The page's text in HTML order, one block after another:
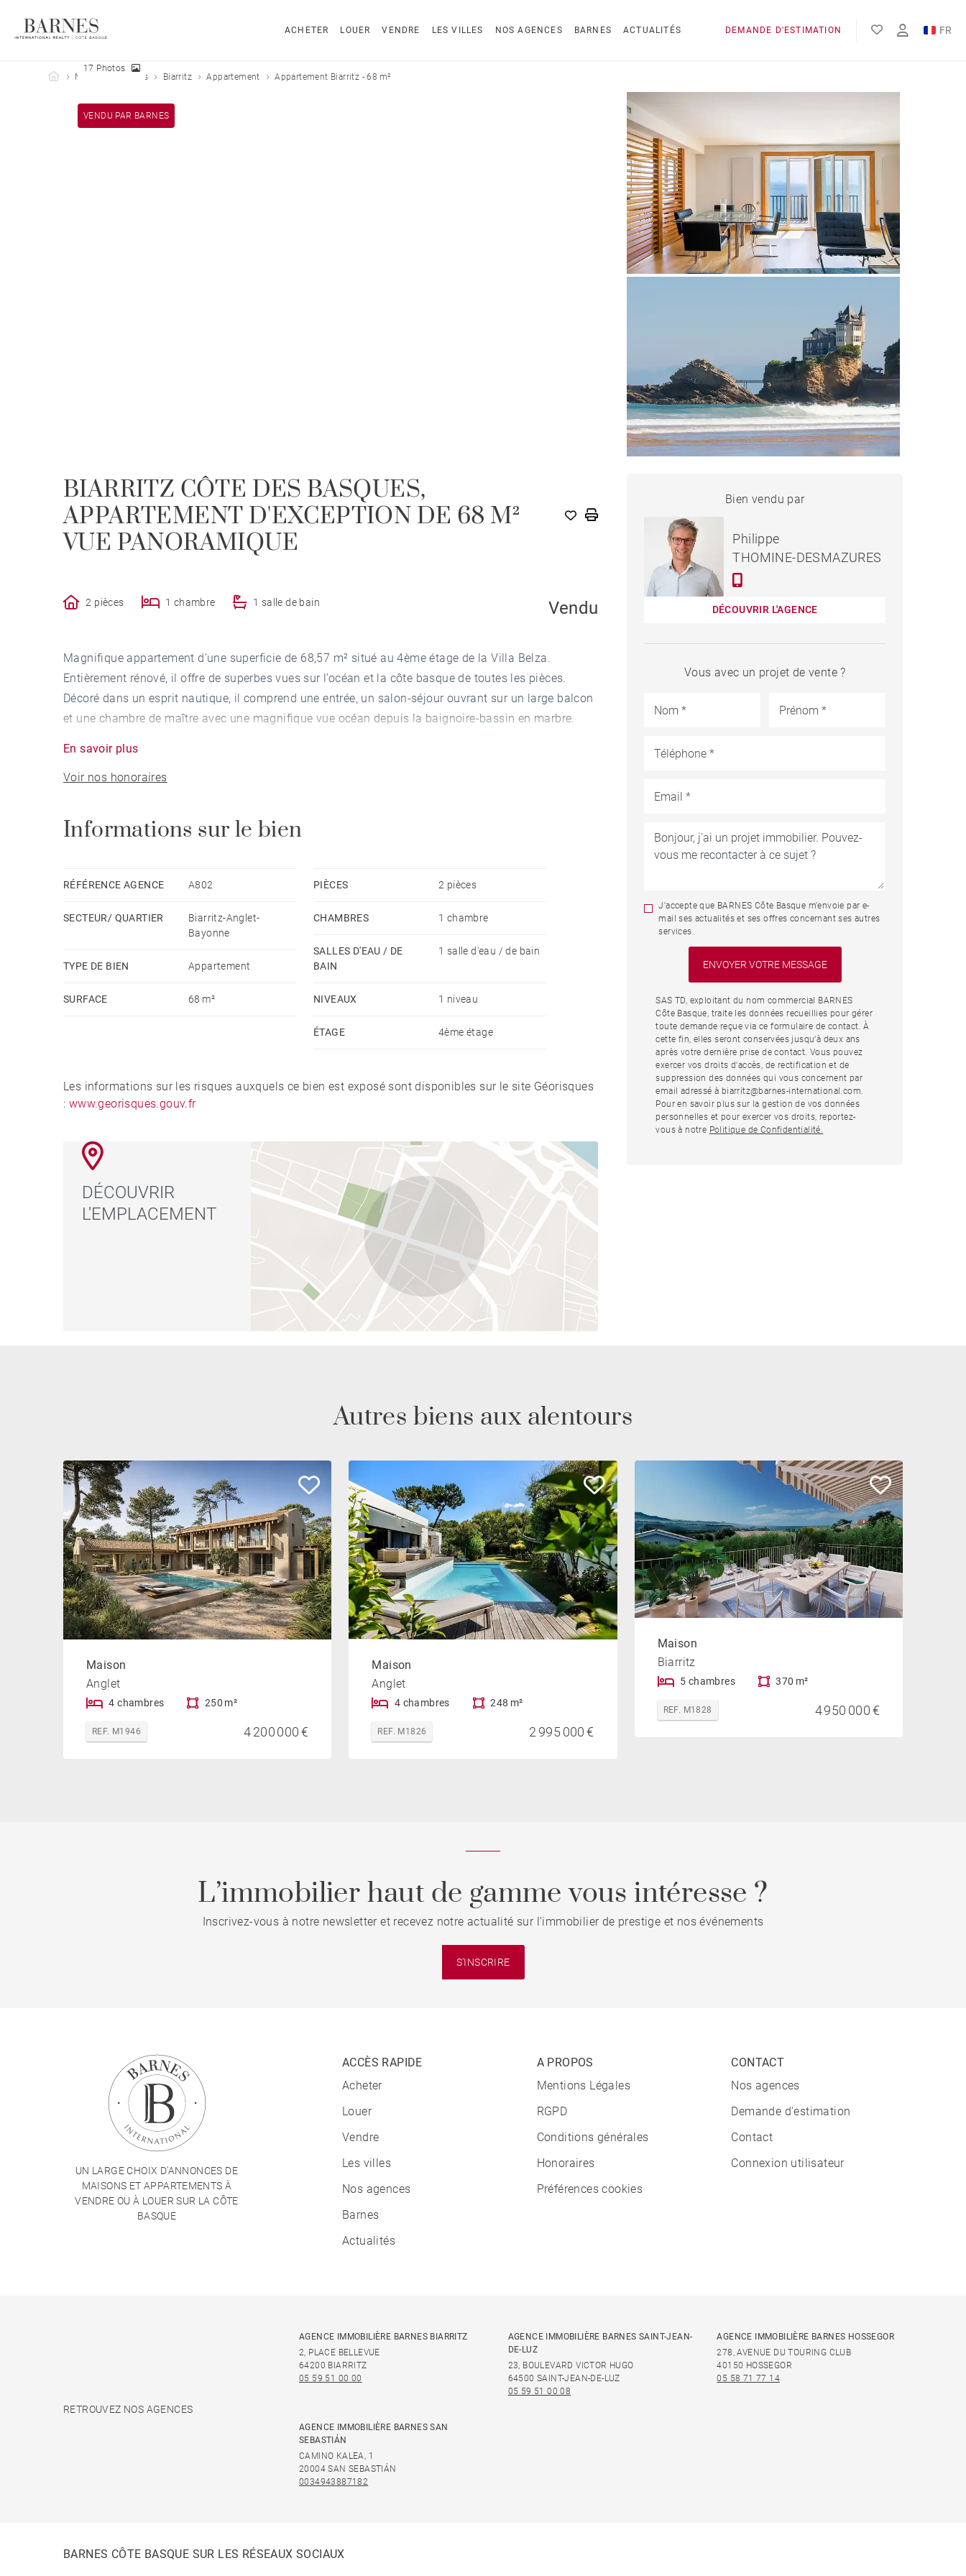
ACHETER LOUER VENDRE LES VILLES NOS AGENCES BARNES ACTUALITÉS DEMANDE D'ESTIMATION FR
EN
Barnes Côte Basque
Nos biens vendus Biarritz Appartement Appartement Biarritz - 68 m²
VENDU PAR BARNES
17 Photos
BIARRITZ CÔTE DES BASQUES,
APPARTEMENT D'EXCEPTION DE 68 M²
VUE PANORAMIQUE
2 pièces 1 chambre 1 salle de bain Vendu
Magnifique appartement d’une superficie de 68,57 m² situé au 4ème étage de la Villa Belza.
Entièrement rénové, il offre de superbes vues sur l’océan et la côte basque de toutes les pièces.
Décoré dans un esprit nautique, il comprend une entrée, un salon-séjour ouvrant sur un large balcon
et une chambre de maître avec une magnifique vue océan depuis la baignoire-bassin en marbre.
bien d’exception à proximité immédiate de la plage.
En savoir plus
Voir nos honoraires
Informations sur le bien
RÉFÉRENCE AGENCE A802
SECTEUR/ QUARTIER
Biarritz-Anglet-
Bayonne
TYPE DE BIEN Appartement
SURFACE 68 m²
PIÈCES 2 pièces
CHAMBRES 1 chambre
SALLES D'EAU / DE
BAIN
1 salle d'eau / de bain
NIVEAUX 1 niveau
ÉTAGE 4ème étage
Les informations sur les risques auxquels ce bien est exposé sont disponibles sur le site Géorisques
: www.georisques.gouv.fr
DÉCOUVRIR
L'EMPLACEMENT
APPARTEMENT BIARRITZ -
68 M²
Bien vendu par
Philippe
THOMINE-DESMAZURES
DÉCOUVRIR L'AGENCE
Vous avec un projet de vente ?
J'accepte que BARNES Côte Basque m'envoie par e-
mail ses actualités et ses offres concernant ses autres
services.
SAS TD, exploitant du nom commercial BARNES
Côte Basque, traite les données recueillies pour gérer
toute demande reçue via ce formulaire de contact. À
cette fin, elles seront conservées jusqu’à deux ans
après votre dernière prise de contact. Vous pouvez
exercer vos droits d'accès, de rectification et de
suppression des données qui vous concernent par
email adressé à biarritz@barnes-international.com.
Pour en savoir plus sur la gestion de vos données
personnelles et pour exercer vos droits, reportez-
vous à notre Politique de Confidentialité.
Autres biens aux alentours
Maison
Anglet
4 chambres 250 m²
REF. M1946 4 200 000 €
Maison
Anglet
4 chambres 248 m²
REF. M1826 2 995 000 €
Maison
Biarritz
5 chambres 370 m²
REF. M1828 4 950 000 €
L’immobilier haut de gamme vous intéresse ?
Inscrivez-vous à notre newsletter et recevez notre actualité sur l'immobilier de prestige et nos événements
S'INSCRIRE
UN LARGE CHOIX D'ANNONCES DE
MAISONS ET APPARTEMENTS À
VENDRE OU À LOUER SUR LA CÔTE
BASQUE
ACCÈS RAPIDE
Acheter
Louer
Vendre
Les villes
Nos agences
Barnes
Actualités
A PROPOS
Mentions Légales
RGPD
Conditions générales
Honoraires
Préférences cookies
CONTACT
Nos agences
Demande d'estimation
Contact
Connexion utilisateur
RETROUVEZ NOS AGENCES
AGENCE IMMOBILIÈRE BARNES BIARRITZ
2, PLACE BELLEVUE
64200 BIARRITZ
05 59 51 00 00
AGENCE IMMOBILIÈRE BARNES SAINT-JEAN-
DE-LUZ
23, BOULEVARD VICTOR HUGO
64500 SAINT-JEAN-DE-LUZ
05 59 51 00 08
AGENCE IMMOBILIÈRE BARNES HOSSEGOR
278, AVENUE DU TOURING CLUB
40150 HOSSEGOR
05 58 71 77 14
AGENCE IMMOBILIÈRE BARNES SAN
SEBASTIÁN
CAMINO KALEA, 1
20004 SAN SEBASTIÁN
0034943887182
BARNES CÔTE BASQUE SUR LES RÉSEAUX SOCIAUX